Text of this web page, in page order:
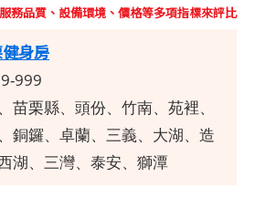
務品質、設備環境、價格等多項指標來評比
身房
999
苗栗縣、頭份、竹南、苑裡、
銅鑼、卓蘭、三義、大湖、造
湖、三灣、泰安、獅潭